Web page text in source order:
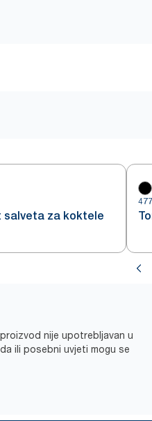
salveta za koktele
nije upotrebljavan u
ili posebni uvjeti mogu se